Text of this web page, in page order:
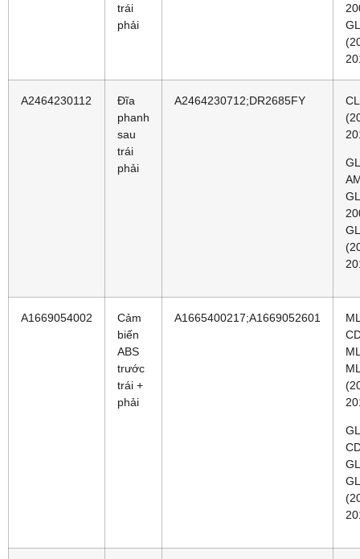
trái
phải
A2464230112
Đĩa
phanh
sau
trái
phải
A2464230712;DR2685FY
A1669054002
Cảm
biến
ABS
trước
trái +
phải
A1665400217;A1669052601